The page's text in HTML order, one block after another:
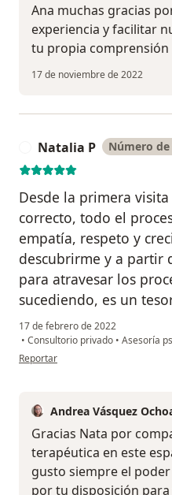
Ana muchas gracias
experiencia y facilitar
tu propia comprensión
17 de noviembre de 2022
Natalia P Número
Desde la primera
correcto, todo el
empatía, respeto y
descubrirme y a partir
para atravesar los
sucediendo, es un
17 de febrero de 2022
• Consultorio privado • Asesoría
en opinión del usuario Natalia P
Reportar
Andrea Vásquez
Gracias Nata por
terapéutica en este
gusto siempre el
por tu disposición